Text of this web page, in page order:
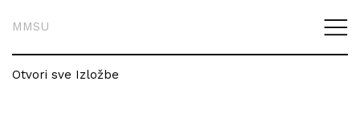
MMSU
Otvori sve Izložbe